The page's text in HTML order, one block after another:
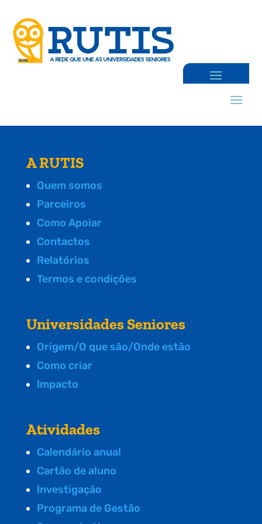
A RUTIS
Quem somos
Parceiros
Como Apoiar
Contactos
Relatórios
Termos e condições
Universidades Seniores
Origem/O que são/Onde estão
Como criar
Impacto
Atividades
Calendário anual
Cartão de aluno
Investigação
Programa de Gestão